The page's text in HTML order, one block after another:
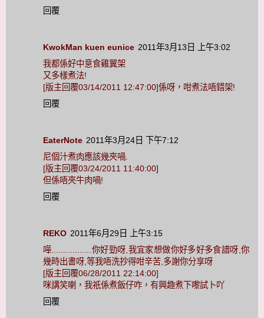
回覆
KwokMan kuen eunice 2011年3月13日 上午3:02
我都係好中意食雞翼架
又多樣煮法!
[版主回覆03/14/2011 12:47:00]係呀，咁煮法唔錯架!
回覆
EaterNote 2011年3月24日 下午7:12
尼個汁煮肉應該幾夾喎.
[版主回覆03/24/2011 11:40:00]
但係唔夾牛肉喎!
回覆
REKO 2011年6月29日 上午3:15
嘩.................你好勁呀,我宜家想做你好多好多食譜呀,你
幾時出書呀,等我唔洗抄得咁辛苦,多謝你分享呀
[版主回覆06/28/2011 22:14:00]
咪講笑喇，我祇係煮飯仔咋，有興趣煮下嚟試卜吖
回覆